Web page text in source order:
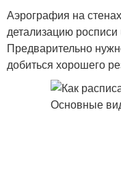
Аэрография на
детализацию
Предварительно
добиться хорошего